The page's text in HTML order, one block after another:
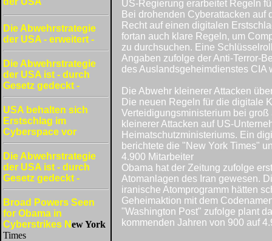
Die Abwehrstrategie
der USA - erweitert -
Die Abwehrstrategie
der USA ist - durch
Gesetz gedeckt -
USA behalten sich
Erstschlag im
Cyberspace vor
Die Abwehrstrategie
der USA ist - durch
Gesetz gedeckt -
Broad Powers Seen
for Obama in
Cyberstrikes New York
Times
US-Regierung erarbeitet Regeln
Bei drohenden Cyberattacken auf
Recht auf einen digitalen
fortan auch klare Regeln, um
zu durchsuchen. Eine
Angaben zufolge der Anti-Terror-
des Auslandsgeheimdienstes CIA
Die Abwehr kleinerer Attacken
Die neuen Regeln für die digitale
Verteidigungsministerium bei
kleinerer Attacken auf US-
Heimatschutzministeriums. Ein
berichtete die "New York Times"
4.900 Mitarbeiter
Obama hat der Zeitung zufolge
Atomanlagen des Iran gewesen.
iranische Atomprogramm hätten
Geheimaktion mit dem
"Washington Post" zufolge plant
kommenden Jahren von 900 auf